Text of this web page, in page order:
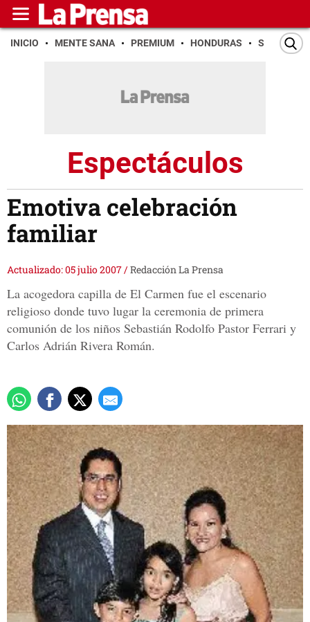
INICIO MENTE SANA PREMIUM HONDURAS SAN PEDRO
Espectáculos
Emotiva celebración
familiar
Actualizado: 05 julio 2007/Redacción La Prensa
La acogedora capilla de El Carmen fue el escenario
religioso donde tuvo lugar la ceremonia de primera
comunión de los niños Sebastián Rodolfo Pastor Ferrari y
Carlos Adrián Rivera Román.